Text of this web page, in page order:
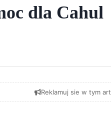
dla Cahul
Reklamuj sie w tym